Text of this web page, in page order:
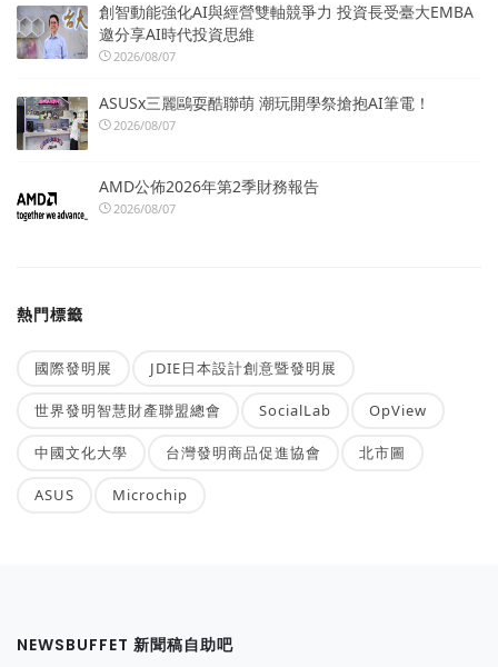
創智動能強化AI與經營雙軸競爭力 投資長受臺大EMBA
邀分享AI時代投資思維
2026/08/07
ASUSx三麗鷗耍酷聯萌 潮玩開學祭搶抱AI筆電！
2026/08/07
AMD公佈2026年第2季財務報告
2026/08/07
熱門標籤
國際發明展 JDIE日本設計創意暨發明展
世界發明智慧財產聯盟總會 SocialLab OpView
中國文化大學 台灣發明商品促進協會 北市圖
ASUS Microchip
NEWSBUFFET 新聞稿自助吧